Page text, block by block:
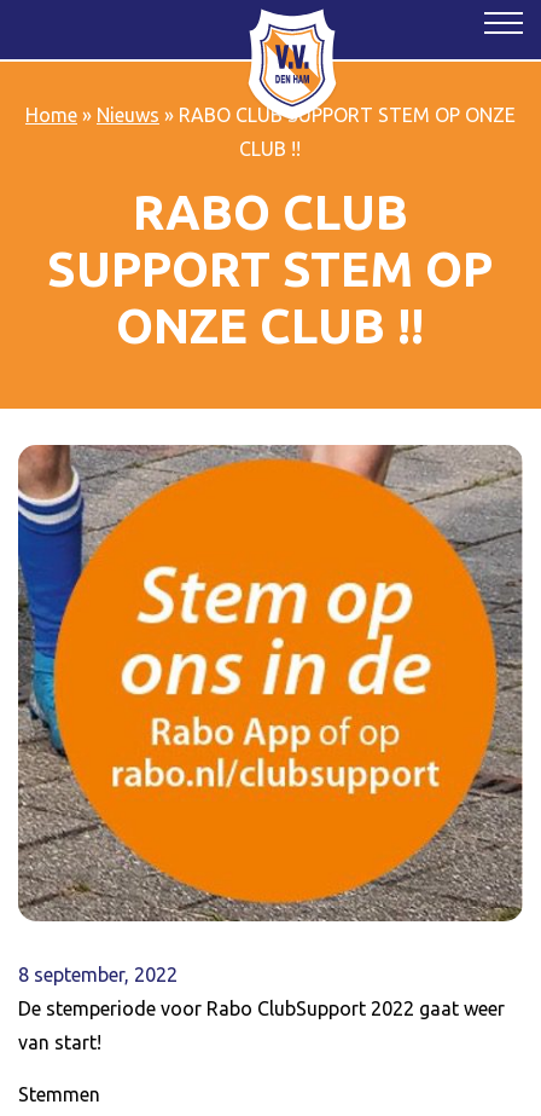
Home» Nieuws » RABO CLUB SUPPORT STEM OP ONZE
CLUB !!
RABO CLUB
SUPPORT STEM OP
ONZE CLUB !!
8 september, 2022
De stemperiode voor Rabo ClubSupport 2022 gaat weer
van start!
Stemmen